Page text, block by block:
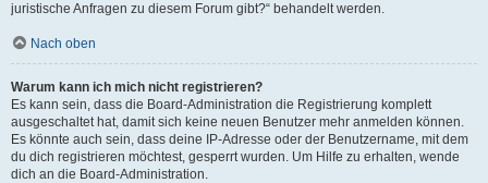
juristische Anfragen zu diesem Forum gibt?“ behandelt werden.
Nach oben
Warum kann ich mich nicht registrieren?
Es kann sein, dass die Board-Administration die Registrierung komplett
ausgeschaltet hat, damit sich keine neuen Benutzer mehr anmelden können.
Es könnte auch sein, dass deine IP-Adresse oder der Benutzername, mit dem
du dich registrieren möchtest, gesperrt wurden. Um Hilfe zu erhalten, wende
dich an die Board-Administration.